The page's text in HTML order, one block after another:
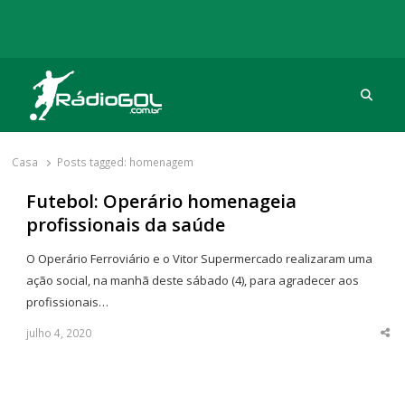
Rádio Gol
Há mais de 20 anos com as melhores coberturas
Casa Posts tagged: homenagem
Futebol: Operário homenageia
profissionais da saúde
O Operário Ferroviário e o Vitor Supermercado realizaram uma
ação social, na manhã deste sábado (4), para agradecer aos
profissionais…
julho 4, 2020